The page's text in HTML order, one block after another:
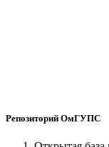
Репозиторий ОмГУПС